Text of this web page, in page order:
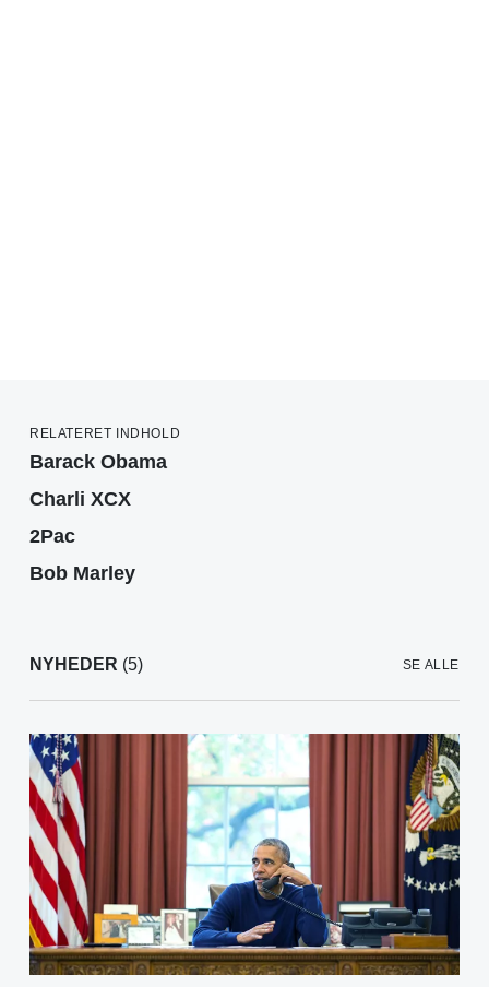
RELATERET INDHOLD
Barack Obama
Charli XCX
2Pac
Bob Marley
NYHEDER (5) SE ALLE